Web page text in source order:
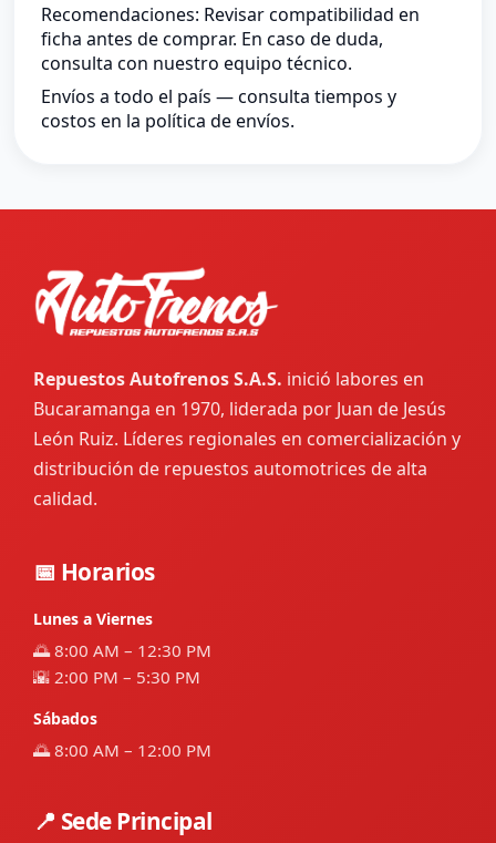
Recomendaciones: Revisar compatibilidad en
ficha antes de comprar. En caso de duda,
consulta con nuestro equipo técnico.
Envíos a todo el país — consulta tiempos y
costos en la política de envíos.
Repuestos Autofrenos S.A.S. inició labores en
Bucaramanga en 1970, liderada por Juan de Jesús
León Ruiz. Líderes regionales en comercialización y
distribución de repuestos automotrices de alta
calidad.
📅 Horarios
Lunes a Viernes
🌅 8:00 AM – 12:30 PM
🌇 2:00 PM – 5:30 PM
Sábados
🌅 8:00 AM – 12:00 PM
📍 Sede Principal